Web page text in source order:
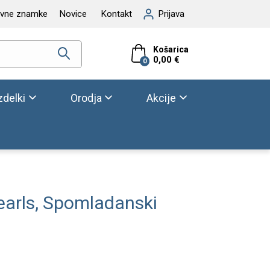
znamke Novice Kontakt Prijava
0
Košarica
0,00 €
Orodja Akcije
Spomladanski